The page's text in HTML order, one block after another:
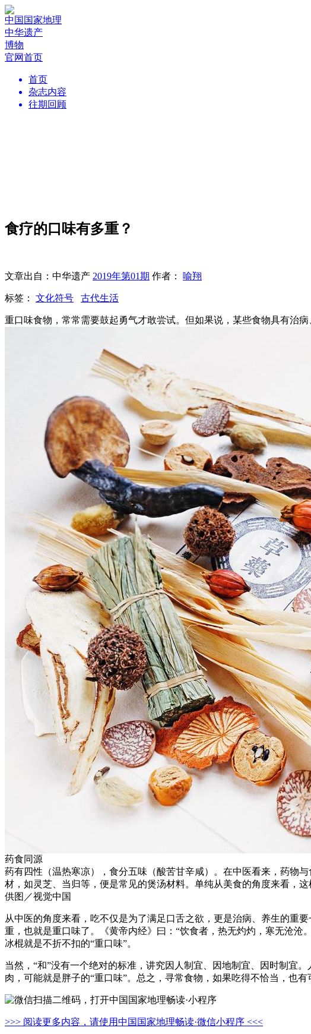
中国国家地理
中华遗产
博物
官网首页
首页
杂志内容
往期回顾
食疗的口味有多重？
文章出自：中华遗产 2019年第01期 作者： 喻翔
标签： 文化符号 古代生活
重口味食物，常常需要鼓起勇气才敢尝试。但如果说，某些食物具有治
药食同源
药有四性（温热寒凉），食分五味（酸苦甘辛咸）。在中医看来，药物
材，如灵芝、当归等，便是常见的煲汤材料。单纯从美食的角度来看，
供图／视觉中国
从中医的角度来看，吃不仅是为了满足口舌之欲，更是治病、养生的重
重，也就是重口味了。《黄帝内经》曰：“饮食者，热无灼灼，寒无沧沧
冰棍就是不折不扣的“重口味”。
当然，“和”没有一个绝对的标准，讲究因人制宜、因地制宜、因时制宜
肉，可能就是胖子的“重口味”。总之，寻常食物，如果吃得不恰当，也
>>> 阅读更多内容，请使用中国国家地理畅读·微信小程序 <<<